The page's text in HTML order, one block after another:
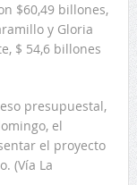
$60,49 billones,
y Gloria
$ 54,6 billones
presupuestal,
el
el proyecto
(Vía La